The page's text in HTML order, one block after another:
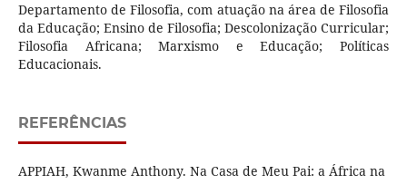
Departamento de Filosofia, com atuação na área de Filosofia
da Educação; Ensino de Filosofia; Descolonização Curricular;
Filosofia Africana; Marxismo e Educação; Políticas
Educacionais.
REFERÊNCIAS
APPIAH, Kwanme Anthony. Na Casa de Meu Pai: a África na